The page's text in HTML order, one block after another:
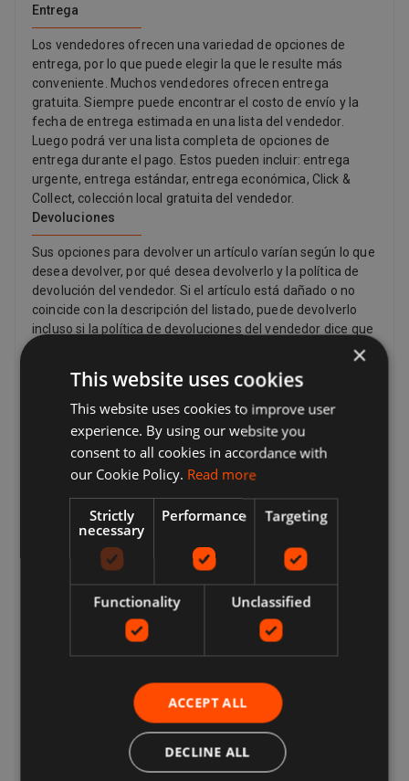
la calefacción y contribuir al ahorro energético. Este producto es
reparable y tiene una garantía de 3 años; ponte en contacto con
el servicio posventa de tu tienda para obtener más detalles.
Etiqueta energética: D. Medidas: 55,9 cm de diámetro. . Hasta
100 Días Devolución Gratis, Entrega en 24h, Recogida en 2h.
Disponible en Leroy Merlin. No disponible en Amazon, Temu,
Aliexpress, Ikea, ManoMano, Bauhaus.
Entrega
Los vendedores ofrecen una variedad de opciones de
entrega, por lo que puede elegir la que le resulte más
conveniente. Muchos vendedores ofrecen entrega
gratuita. Siempre puede encontrar el costo de envío y la
fecha de entrega estimada en una lista del vendedor.
Luego podrá ver una lista completa de opciones de
entrega durante el pago. Estos pueden incluir: entrega
urgente, entrega estándar, entrega económica, Click &
Collect, colección local gratuita del vendedor.
Devoluciones
Sus opciones para devolver un artículo varían según lo que
desea devolver, por qué desea devolverlo y la política de
devolución del vendedor. Si el artículo está dañado o no
coincide con la descripción del listado, puede devolverlo
incluso si la política de devoluciones del vendedor dice que
no acepta devoluciones. Si ha cambiado de opinión y ya no
el vendedor no tiene que aceptarlo. Si el comprador
cambia de opinión acerca de una compra y desea devolver
un artículo, es posible que deba pagar los gastos de envío,
según la política de devolución del vendedor. Los
vendedores pueden proporcionar una dirección de
franqueo de devolución e información adicional sobre el
franqueo de devolución para el comprador. Los
vendedores pagan el franqueo de devolución si hay un
problema con el artículo. Por ejemplo, si el artículo no
coincide con la descripción del listado, está dañado o es
Europea también tienen el derecho de cancelar la compra
de un artículo dentro de los 14 días a partir del día en que
recibe, o un tercero indicado por usted (que no sea el
transportista) recibe, el último bien ordenado por usted (si
productos, excepto los artículos digitales (por ejemplo,
música digital) que se le proporcionan inmediatamente
con su reconocimiento, y otros artículos como video, DVD,
audio, videojuegos, productos de sexo y sensualidad y
productos de software donde el artículo ha sido sin sellar
×
This website uses cookies
This website uses cookies to improve user
experience. By using our website you
consent to all cookies in accordance with
our Cookie Policy. Read more
Strictly
necessary
Performance Targeting
Functionality Unclassified
ACCEPT ALL
DECLINE ALL